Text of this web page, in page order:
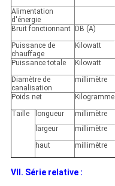
Alimentation
d'énergie
Bruit fonctionnant DB (A)
Puissance de
chauffage
Kilowatt
Puissance totale Kilowatt
Diamètre de
canalisation
millimètre
Poids net Kilogramme
Taille
longueur millimètre
largeur
millimètre
haut
millimètre
VII. Série relative :